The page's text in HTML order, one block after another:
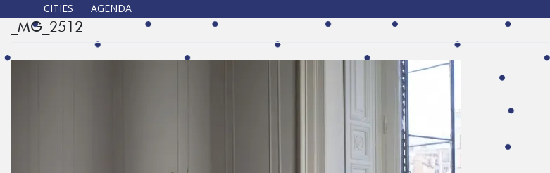
CITIES AGENDA
_MG_2512